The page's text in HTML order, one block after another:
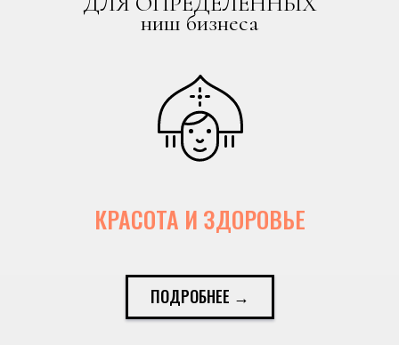
ниш бизнеса
КРАСОТА И ЗДОРОВЬЕ
ПОДРОБНЕЕ →